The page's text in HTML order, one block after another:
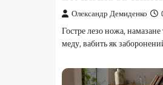
Олександр Демиденко
Гостре лезо ножа,
меду, вабить як